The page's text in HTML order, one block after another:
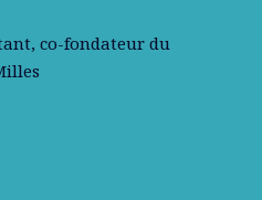
co-fondateur du